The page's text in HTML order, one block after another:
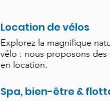
Location de vélos
Explorez la magnifique
vélo : nous proposons des
en location.
Spa, bien-être &